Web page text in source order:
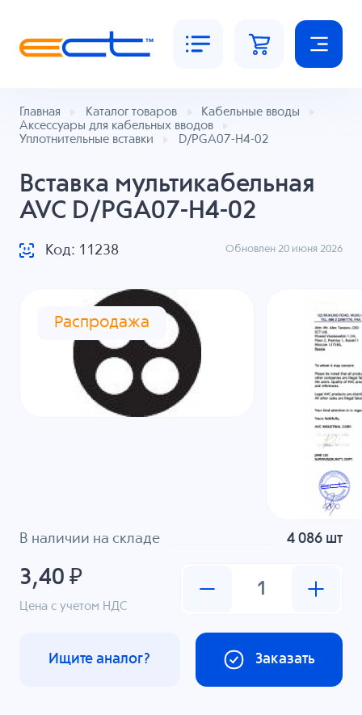
Главная Каталог товаров
Кабельные вводы
Аксессуары для кабельных вводов
Уплотнительные вставки
D/PGA07-H4-02
Вставка мультикабельная
AVC D/PGA07-H4-02
Код: 11238 Обновлен 20 июня 2026
Распродажа
В наличии на складе 4 086 шт
3,40 ₽
Цена с учетом НДС
Заказать
Ищите аналог?